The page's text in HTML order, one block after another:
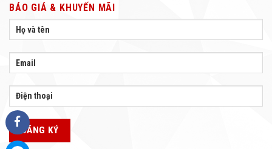
BÁO GIÁ & KHUYẾN MÃI